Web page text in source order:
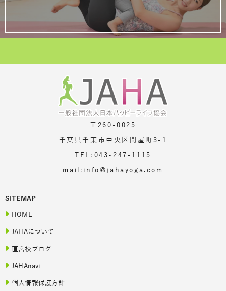
〒260-0025
千葉県千葉市中央区問屋町3-1
TEL:043-247-1115
mail:info@jahayoga.com
SITEMAP
HOME
JAHAについて
直営校ブログ
JAHAnavi
個人情報保護方針